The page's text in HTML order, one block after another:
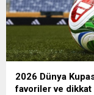
2026 Dünya
favoriler ve dikkat